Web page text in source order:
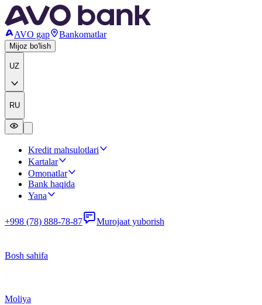
AVO gap Bankomatlar
Mijoz bo'lish
UZ
RU
Kredit mahsulotlari
Kartalar
Omonatlar
Bank haqida
Yana
+998 (78) 888-78-87 Murojaat yuborish
Bosh sahifa
Moliya